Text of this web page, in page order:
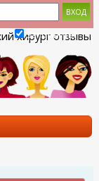
Запомнить?